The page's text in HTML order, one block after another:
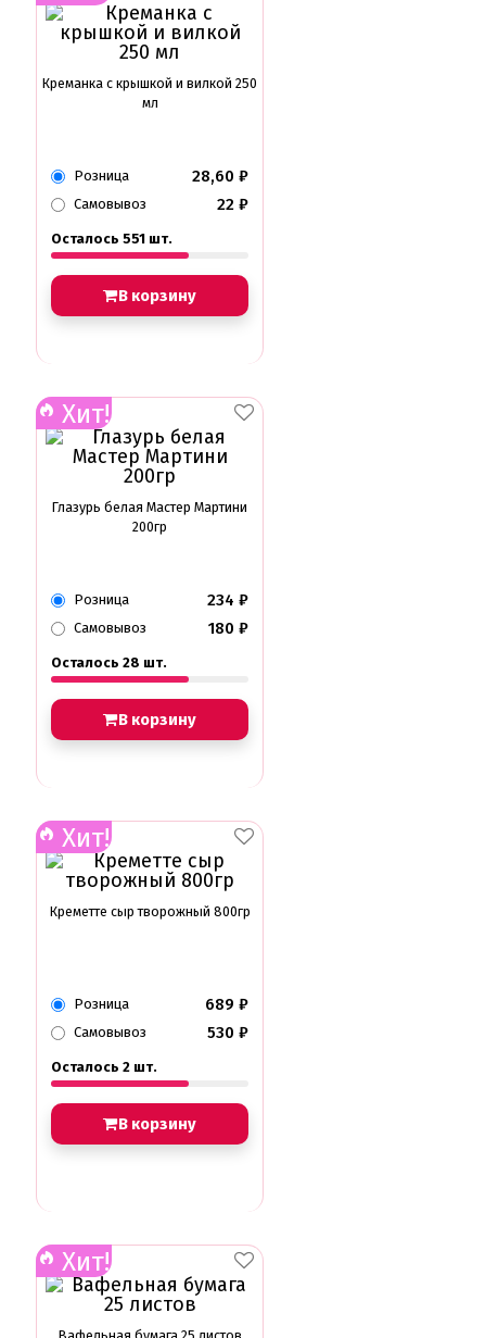
Креманка с крышкой и вилкой 250
мл
Розница 28,60 ₽
Самовывоз 22 ₽
Осталось 551 шт.
В корзину
Хит!
Глазурь белая Мастер Мартини
200гр
Розница 234 ₽
Самовывоз 180 ₽
Осталось 28 шт.
В корзину
Хит!
Креметте сыр творожный 800гр
Розница 689 ₽
Самовывоз 530 ₽
Осталось 2 шт.
В корзину
Хит!